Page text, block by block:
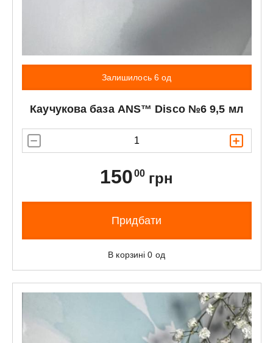
Залишилось 6 од
Каучукова база ANS™ Disco №6 9,5 мл
15000 грн
Придбати
В корзині0 од